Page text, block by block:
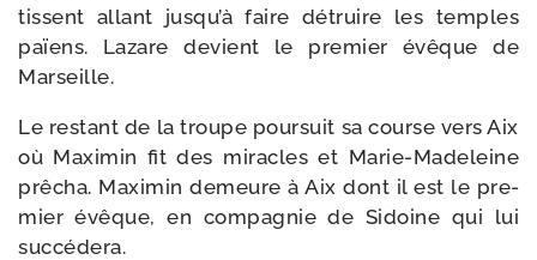
tissent allant jusqu’à faire détruire les temples
païens. Lazare devient le pre­mier évêque de
Marseille.
Le res­tant de la troupe pour­suit sa course vers Aix
où Maximin fit des miracles et Marie-​Madeleine
prê­cha. Maximin demeure à Aix dont il est le pre­
mier évêque, en com­pa­gnie de Sidoine qui lui
succédera.